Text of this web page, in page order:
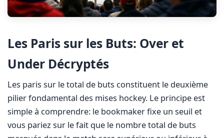
Les Paris sur les Buts: Over et
Under Décryptés
Les paris sur le total de buts constituent le deuxième
pilier fondamental des mises hockey. Le principe est
simple à comprendre: le bookmaker fixe un seuil et
vous pariez sur le fait que le nombre total de buts